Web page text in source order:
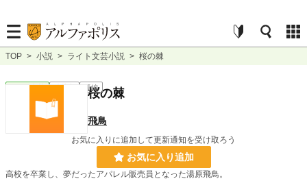
TOP > 小説 > ライト文芸小説 > 桜の棘
ライト文芸 連載中 長編
桜の棘
飛鳥
お気に入りに追加して更新通知を受け取ろう
お気に入り追加
高校を卒業し、夢だったアパレル販売員となった湯原飛鳥。